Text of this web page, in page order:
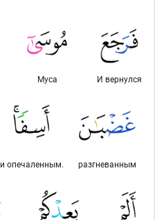
И вернулся
Муса
разгневанным
и опечаленным.